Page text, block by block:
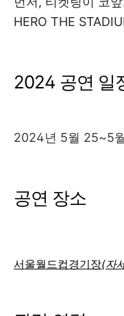
HERO THE
2024 공연 일
2024년 5월 25~5
공연 장소
서울월드컵경기장(자